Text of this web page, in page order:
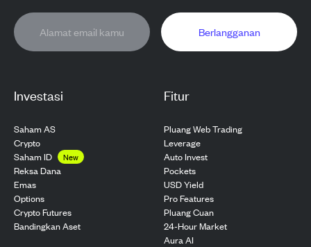
Investasi
Saham AS
Crypto
Saham ID
New
Reksa Dana
Emas
Options
Crypto Futures
Bandingkan Aset
Fitur
Pluang Web Trading
Leverage
Auto Invest
Pockets
USD Yield
Pro Features
Pluang Cuan
24-Hour Market
Aura AI
Berlangganan